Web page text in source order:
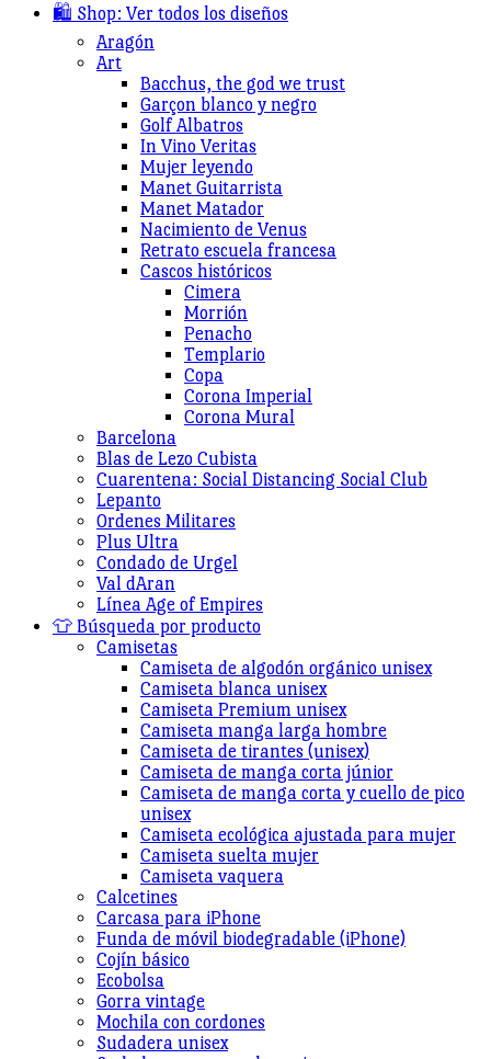
🛍️ Shop: Ver todos los diseños
Aragón
Art
Bacchus, the god we trust
Garçon blanco y negro
Golf Albatros
In Vino Veritas
Mujer leyendo
Manet Guitarrista
Manet Matador
Nacimiento de Venus
Retrato escuela francesa
Cascos históricos
Cimera
Morrión
Penacho
Templario
Copa
Corona Imperial
Corona Mural
Barcelona
Blas de Lezo Cubista
Cuarentena: Social Distancing Social Club
Lepanto
Ordenes Militares
Plus Ultra
Condado de Urgel
Val dAran
Línea Age of Empires
👕 Búsqueda por producto
Camisetas
Camiseta de algodón orgánico unisex
Camiseta blanca unisex
Camiseta Premium unisex
Camiseta manga larga hombre
Camiseta de tirantes (unisex)
Camiseta de manga corta júnior
Camiseta de manga corta y cuello de pico
unisex
Camiseta ecológica ajustada para mujer
Camiseta suelta mujer
Camiseta vaquera
Calcetines
Carcasa para iPhone
Funda de móvil biodegradable (iPhone)
Cojín básico
Ecobolsa
Gorra vintage
Mochila con cordones
Sudadera unisex